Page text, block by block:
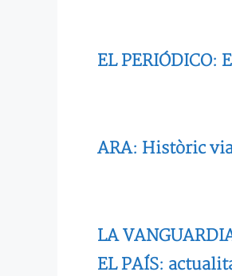
EL PERIÓDICO:
ARA: Històric
LA
EL PAÍS: